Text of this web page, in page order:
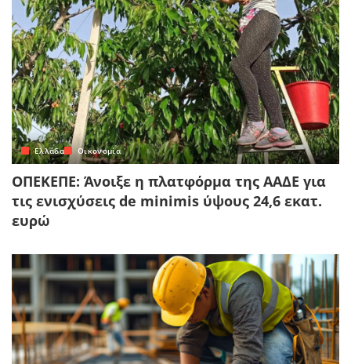
Ελλάδα Οικονομία
ΟΠΕΚΕΠΕ: Άνοιξε η πλατφόρμα της ΑΑΔΕ για
τις ενισχύσεις de minimis ύψους 24,6 εκατ.
ευρώ